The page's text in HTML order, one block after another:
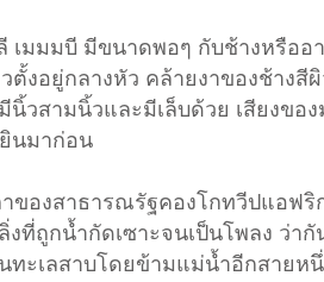
เมมมบี มีขนาดพอๆ กับช้างหรือ
ตั้งอยู่กลางหัว คล้ายงาของช้างสี
วสามนิ้วและมีเล็บด้วย เสียงขอ
นมาก่อน
องสาธารณรัฐคองโกทวีปแอฟริ
ที่ถูกน้ำกัดเซาะจนเป็นโพลง ว่า
ทะเลสาบโดยข้ามแม่น้ำอีกสายห